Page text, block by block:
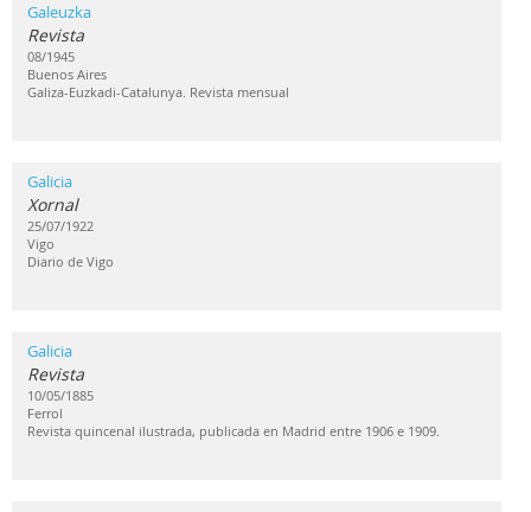
Galeuzka
Revista
08/1945
Buenos Aires
Galiza-Euzkadi-Catalunya. Revista mensual
Galicia
Xornal
25/07/1922
Vigo
Diario de Vigo
Galicia
Revista
10/05/1885
Ferrol
Revista quincenal ilustrada, publicada en Madrid entre 1906 e 1909.